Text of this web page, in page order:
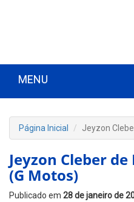
MENU
Página Inicial Jeyzon
Jeyzon Cleber
(G Motos)
Publicado em 28 de janeiro de